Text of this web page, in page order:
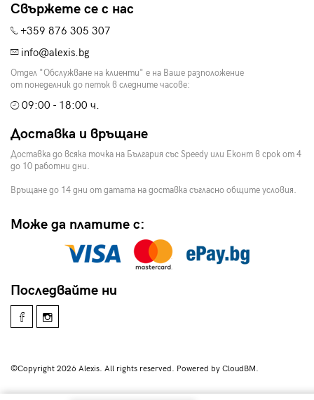
Свържете се с нас
+359 876 305 307
info@alexis.bg
Отдел "Обслужване на клиенти" е на Ваше разположение
от понеделник до петък в следните часове:
09:00 - 18:00 ч.
Доставка и връщане
Доставка до всяка точка на България със Speedy или Еконт в срок от 4
до 10 работни дни.
Връщане до 14 дни от датата на доставка съгласно общите условия.
Може да платите с:
Последвайте ни
©Copyright 2026 Alexis. All rights reserved. Powered by CloudBM.